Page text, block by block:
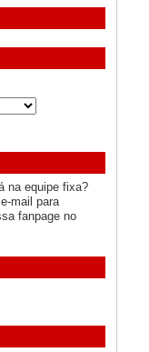
na equipe fixa?
mail para
fanpage no